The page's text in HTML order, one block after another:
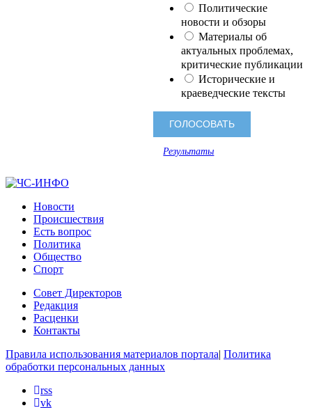
Политические
новости и обзоры
Материалы об
актуальных проблемах,
критические публикации
Исторические и
краеведческие тексты
Результаты
Новости
Происшествия
Есть вопрос
Политика
Общество
Спорт
Совет Директоров
Редакция
Расценки
Контакты
Правила использования материалов портала| Политика
обработки персональных данных
rss
vk